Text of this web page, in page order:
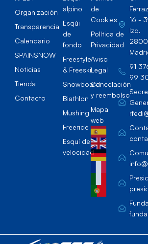
Organización
Transparencia
Calendario
SPAINSNOW
Noticias
Tienda
Contacto
alpino
Esqúi
de
fondo
Freestyle
& Freeski
Snowboard
Biathlon
Mushing
Freeride
Esquí de
velocidad
de
Cookies
Política de
Privacidad
Aviso
Legal
Cancelación
y reembolso
Mapa
web
16 -
Izq.
91
99